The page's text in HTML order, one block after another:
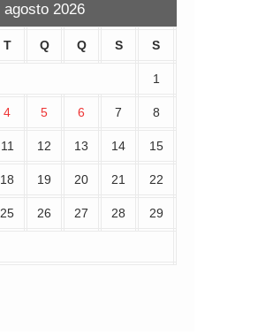
agosto 2026
T Q Q S S
1
4 5 6 7 8
11 12 13 14 15
18 19 20 21 22
25 26 27 28 29